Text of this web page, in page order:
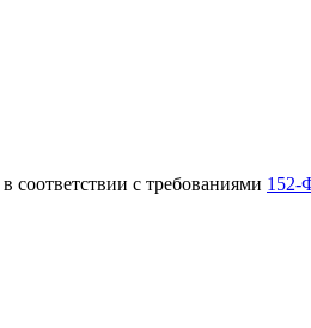
в соответствии с требованиями 152-